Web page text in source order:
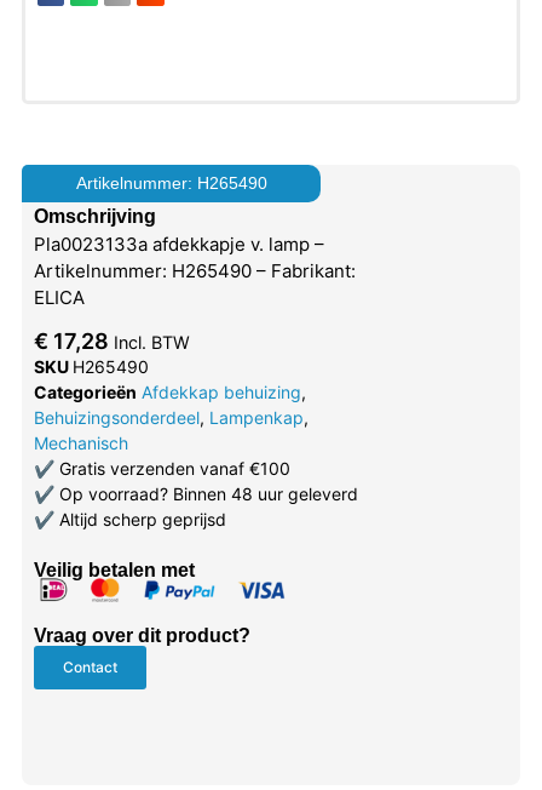
Artikelnummer: H265490
Omschrijving
Pla0023133a afdekkapje v. lamp –
Artikelnummer: H265490 – Fabrikant:
ELICA
€ 17,28 Incl. BTW
SKU H265490
Categorieën Afdekkap behuizing,
Behuizingsonderdeel, Lampenkap,
Mechanisch
✔Gratis verzenden vanaf €100
✔Op voorraad? Binnen 48 uur geleverd
✔Altijd scherp geprijsd
Veilig betalen met
Vraag over dit product?
Contact